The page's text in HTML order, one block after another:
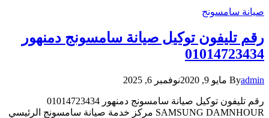
صيانة سامسونج
رقم تليفون توكيل صيانة سامسونج دمنهور
01014723434
Byadmin مايو 9, 2020 نوفمبر 6, 2025
SAMSUNG DAMNHOUR مركز خدمة صيانة سامسونج الرئيسي